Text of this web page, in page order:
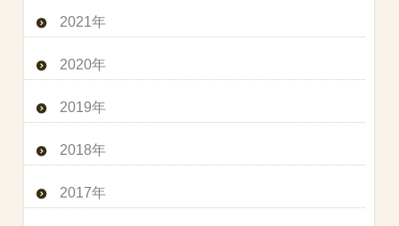
2021年
2020年
2019年
2018年
2017年